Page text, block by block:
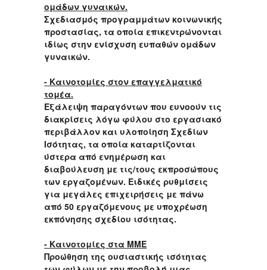
ομάδων γυναικών.
Σχεδιασμός προγραμμάτων κοινωνικής
προστασίας, τα οποία επικεντρώνονται
ιδίως στην ενίσχυση ευπαθών ομάδων
γυναικών.
- Καινοτομίες στον επαγγελματικό
τομέα.
Εξάλειψη παραγόντων που ευνοούν τις
διακρίσεις λόγω φύλου στο εργασιακό
περιβάλλον και υλοποίηση Σχεδίων
Ισότητας, τα οποία καταρτίζονται
ύστερα από ενημέρωση και
διαβούλευση με τις/τους εκπροσώπους
των εργαζομένων. Ειδικές ρυθμίσεις
για μεγάλες επιχειρήσεις με πάνω
από 50 εργαζόμενους με υποχρέωση
εκπόνησης σχεδίου ισότητας.
- Καινοτομίες στα ΜΜΕ
Προώθηση της ουσιαστικής ισότητας